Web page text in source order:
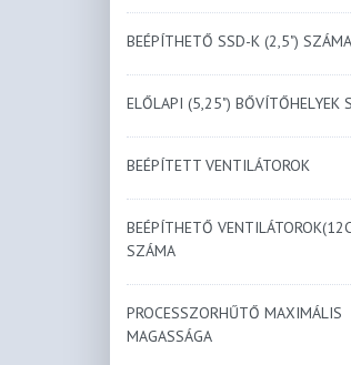
10 db
N/A
BEÉPÍTHETŐ SSD-K (2,5") SZÁMA
ELŐLAPI (5,25") BŐVÍTŐHELYEK
BEÉPÍTETT VENTILÁTOROK
BEÉPÍTHETŐ
SZÁMA
PROCESSZORHŰTŐ MAXIMÁLIS
MAGASSÁGA